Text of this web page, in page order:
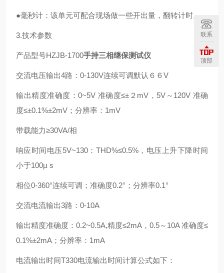
●毫秒计：该单元可配合现场做一些开出量，翻转计时。
3.技术参数
产品型号HZJB-1700手持三相继保测试仪
交流电压输出4路：0-130V连续可调默认６６V
输出精度准确度：0~5V 准确度≤±２mV，5V～120V 准确
度≤±0.1%±2mV；分辨率：1mV
带载能力≥30VA/相
响应时间电压5V~130：THD%≤0.5%，电压上升下降时间
小于100µ s
相位0-360°连续可调；准确度0.2°；分辨率0.1°
交流电流输出3路：0-10A
输出精度准确度：0.2~0.5A,精度≤2mA，0.5～10A 准确度≤
0.1%±2mA；分辨率：1mA
电流输出时间T330电流输出时间计算公式如下：
联系
顶部